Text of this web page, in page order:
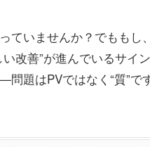
ていませんか？でもも
改善”が進んでいるサイ
題はPVではなく“質”です